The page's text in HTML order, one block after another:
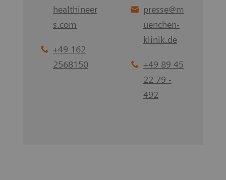
healthineer
s.com
+49 162
2568150
presse@m
uenchen-
klinik.de
+49 89 45
22 79 -
492